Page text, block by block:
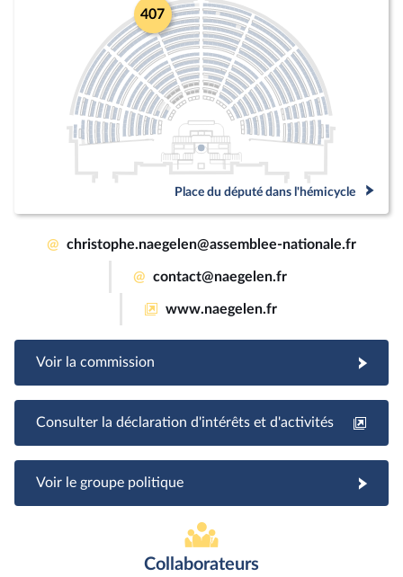
407
Place du député dans l'hémicycle
@ christophe.naegelen@assemblee-nationale.fr
@ contact@naegelen.fr
www.naegelen.fr
Voir la commission
Consulter la déclaration d'intérêts et d'activités
Voir le groupe politique
Collaborateurs